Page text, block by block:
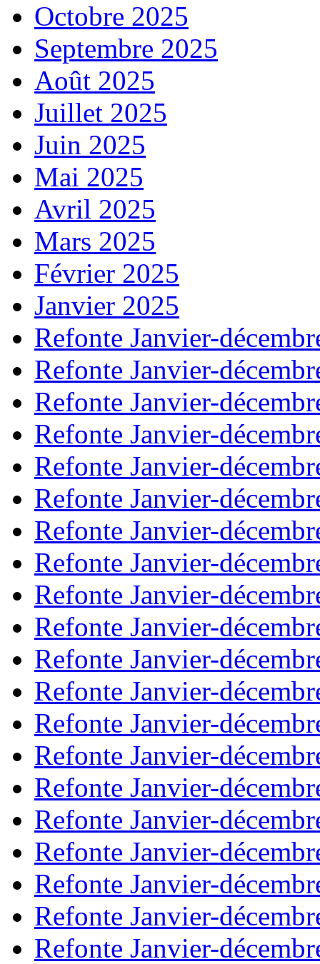
Octobre 2025
Septembre 2025
Août 2025
Juillet 2025
Juin 2025
Mai 2025
Avril 2025
Mars 2025
Février 2025
Janvier 2025
Refonte Janvier-
Refonte Janvier-
Refonte Janvier-
Refonte Janvier-
Refonte Janvier-
Refonte Janvier-
Refonte Janvier-
Refonte Janvier-
Refonte Janvier-
Refonte Janvier-
Refonte Janvier-
Refonte Janvier-
Refonte Janvier-
Refonte Janvier-
Refonte Janvier-
Refonte Janvier-
Refonte Janvier-
Refonte Janvier-
Refonte Janvier-
Refonte Janvier-